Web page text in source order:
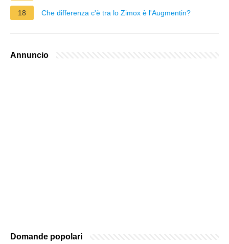
18 Che differenza c'è tra lo Zimox è l'Augmentin?
Annuncio
Domande popolari